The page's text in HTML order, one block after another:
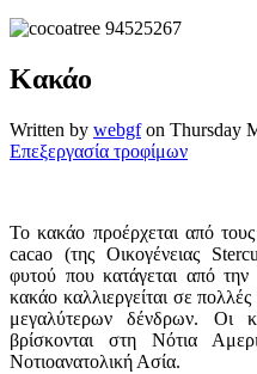
Κακάο
Written by webgfon Thursday
Επεξεργασία τροφίμων
Το κακάο προέρχεται από
cacao (της Οικογένειας
φυτού που κατάγεται από
κακάο καλλιεργείται σε
μεγαλύτερων δένδρων. Οι
βρίσκονται στη Νότια
Νοτιοανατολική Ασία.